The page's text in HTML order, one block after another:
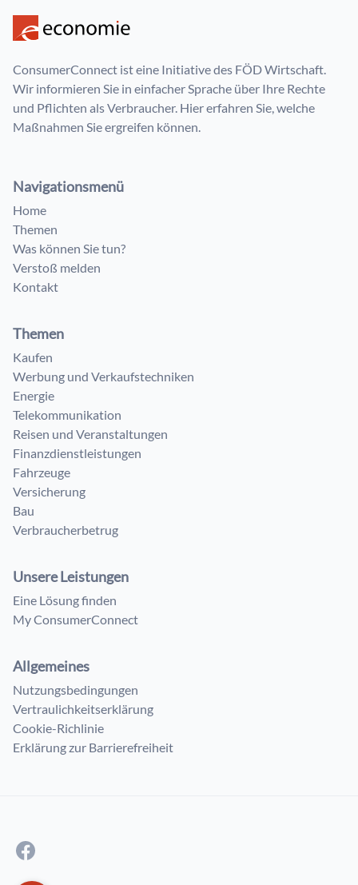
ConsumerConnect ist eine Initiative des FÖD Wirtschaft.
Wir informieren Sie in einfacher Sprache über Ihre Rechte
und Pflichten als Verbraucher. Hier erfahren Sie, welche
Maßnahmen Sie ergreifen können.
Navigationsmenü
Home
Themen
Was können Sie tun?
Verstoß melden
Kontakt
Themen
Kaufen
Werbung und Verkaufstechniken
Energie
Telekommunikation
Reisen und Veranstaltungen
Finanzdienstleistungen
Fahrzeuge
Versicherung
Bau
Verbraucherbetrug
Unsere Leistungen
Eine Lösung finden
My ConsumerConnect
Allgemeines
Nutzungsbedingungen
Vertraulichkeitserklärung
Cookie-Richlinie
Erklärung zur Barrierefreiheit